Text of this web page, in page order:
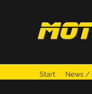
Start News /